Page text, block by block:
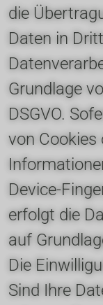
die
Daten in
Grundlage
DSGVO.
von Cookies
Device-
erfolgt die
auf
Die
Sind Ihre